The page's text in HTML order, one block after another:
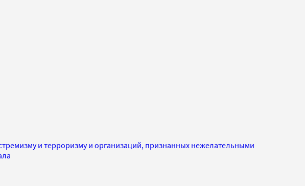
и терроризму и организаций, признанных нежелательными